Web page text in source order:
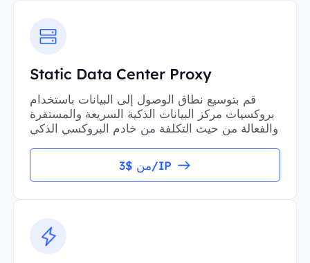
Static Data Center Proxy
قم بتوسيع نطاق الوصول إلى البيانات باستخدام
بروكسيات مركز البيانات الذكية السريعة والمستقرة
والفعالة من حيث التكلفة من خادم البروكسي الذكي
من $3/IP